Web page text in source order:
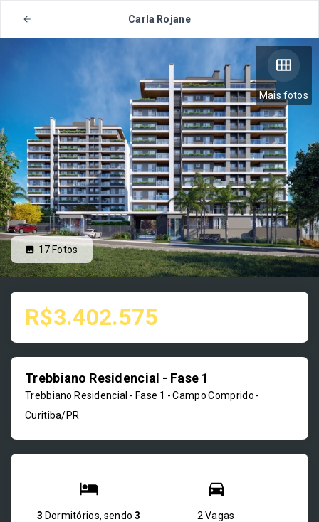
Carla Rojane
Mais fotos
17 Fotos
R$3.402.575
Trebbiano Residencial - Fase 1
Trebbiano Residencial - Fase 1 -Campo Comprido -
Curitiba/PR
3 Dormitórios, sendo 3
2 Vagas